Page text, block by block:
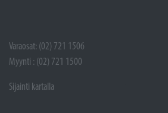
Varaosat: (02) 721 1506
Myynti : (02) 721 1500
Sijainti kartalla